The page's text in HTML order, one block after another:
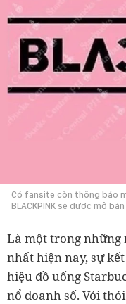
Có fansite còn thông báo
BLACKPINK sẽ được mở bán
Là một trong những
nhất hiện nay, sự
hiệu đồ uống
nổ doanh số. Với